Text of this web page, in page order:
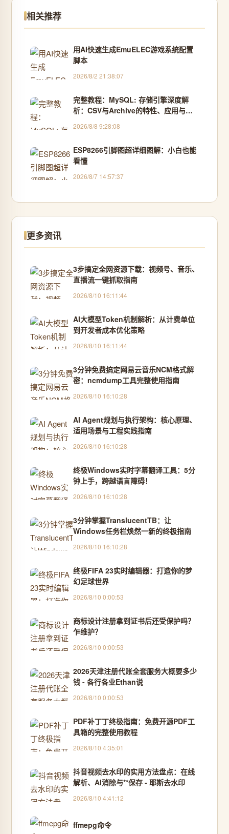
相关推荐
用AI快速生成EmuELEC游戏系统配置
脚本
2026/8/2 21:38:07
完整教程：MySQL: 存储引擎深度解
析：CSV与Archive的特性、应用与实
2026/8/8 9:28:08
ESP8266引脚图超详细图解：小白也能
看懂
2026/8/7 14:57:37
更多资讯
3步搞定全网资源下载：视频号、音乐、
直播流一键抓取指南
2026/8/10 16:11:44
AI大模型Token机制解析：从计费单位
到开发者成本优化策略
2026/8/10 16:11:44
3分钟免费搞定网易云音乐NCM格式解
密：ncmdump工具完整使用指南
2026/8/10 16:10:28
AI Agent规划与执行架构：核心原理、
适用场景与工程实践指南
2026/8/10 16:10:28
终极Windows实时字幕翻译工具：5分
钟上手，跨越语言障碍！
2026/8/10 16:10:28
3分钟掌握TranslucentTB：让
Windows任务栏焕然一新的终极指南
2026/8/10 16:10:28
终极FIFA 23实时编辑器：打造你的梦
幻足球世界
2026/8/10 0:00:53
商标设计注册拿到证书后还受保护吗？
乍维护？
2026/8/10 0:00:53
2026天津注册代账全套服务大概要多少
钱 - 各行各业Ethan说
2026/8/10 0:00:53
PDF补丁丁终极指南：免费开源PDF工
具箱的完整使用教程
2026/8/10 4:35:01
抖音视频去水印的实用方法盘点：在线
解析、AI消除与**保存 - 耶斯去水印
2026/8/10 4:41:12
ffmepg命令